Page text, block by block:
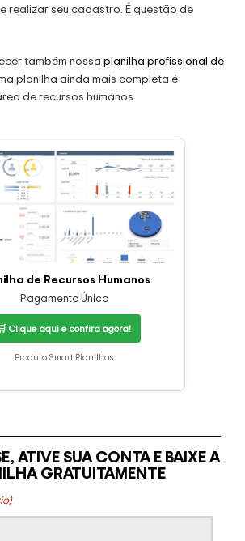
realizar seu cadastro. É questão de
também nossa planilha profissional de
planilha ainda mais completa é
de recursos humanos.
de Recursos Humanos
Pagamento Único
Clique aqui e confira agora!
Produto Smart Planilhas
ATIVE SUA CONTA E BAIXE A
GRATUITAMENTE